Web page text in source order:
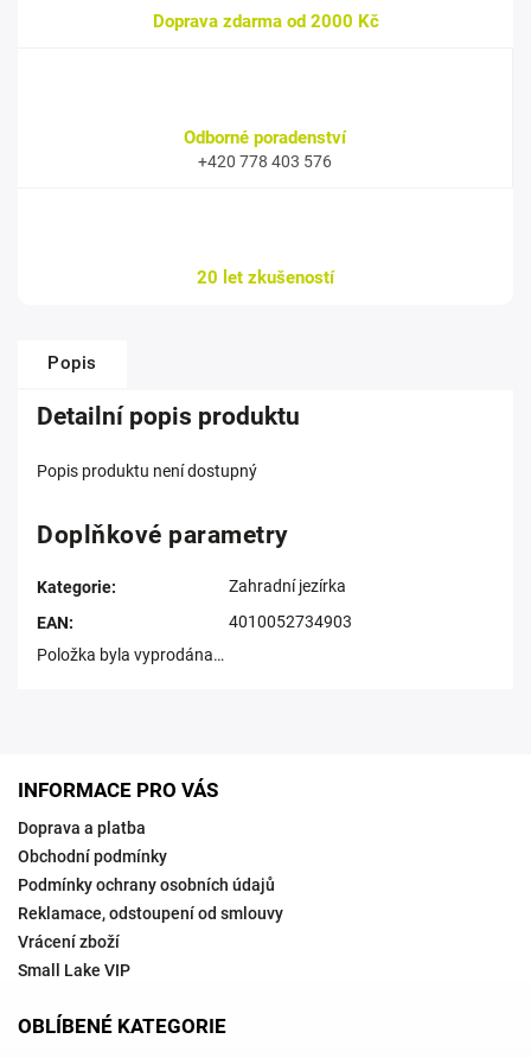
Doprava zdarma od 2000 Kč
Odborné poradenství
+420 778 403 576
20 let zkušeností
Popis
Detailní popis produktu
Popis produktu není dostupný
Doplňkové parametry
Kategorie:
Zahradní jezírka
EAN:
4010052734903
Položka byla vyprodána…
INFORMACE PRO VÁS
Doprava a platba
Obchodní podmínky
Podmínky ochrany osobních údajů
Reklamace, odstoupení od smlouvy
Vrácení zboží
Small Lake VIP
OBLÍBENÉ KATEGORIE